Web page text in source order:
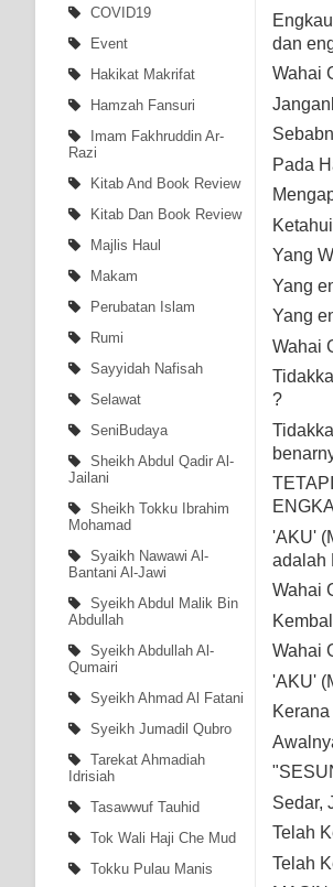
COVID19
Event
Hakikat Makrifat
Hamzah Fansuri
Imam Fakhruddin Ar-
Razi
Kitab And Book Review
Kitab Dan Book Review
Majlis Haul
Makam
Perubatan Islam
Rumi
Sayyidah Nafisah
Selawat
SeniBudaya
Sheikh Abdul Qadir Al-
Jailani
Sheikh Tokku Ibrahim
Mohamad
Syaikh Nawawi Al-
Bantani Al-Jawi
Syeikh Abdul Malik Bin
Abdullah
Syeikh Abdullah Al-
Qumairi
Syeikh Ahmad Al Fatani
Syeikh Jumadil Qubro
Tarekat Ahmadiah
Idrisiah
Tasawwuf Tauhid
Tok Wali Haji Che Mud
Tokku Pulau Manis
dan
Wahai
Pada
Yang
Yang
Yang
Wahai
?
'AKU'
adalah
Wahai
Wahai
'AKU'
Sedar,
Telah
Telah